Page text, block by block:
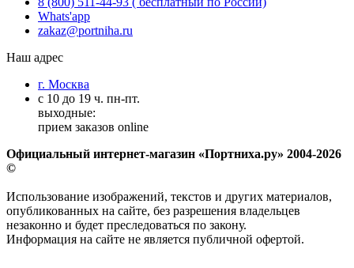
Whats'app
zakaz@portniha.ru
Наш адрес
г. Москва
с 10 до 19 ч. пн-пт.
выходные:
прием заказов online
Официальный интернет-магазин «Портниха.ру» 2004-2026
©
Использование изображений, текстов и других материалов,
опубликованных на сайте, без разрешения владельцев
незаконно и будет преследоваться по закону.
Информация на сайте не является публичной офертой.